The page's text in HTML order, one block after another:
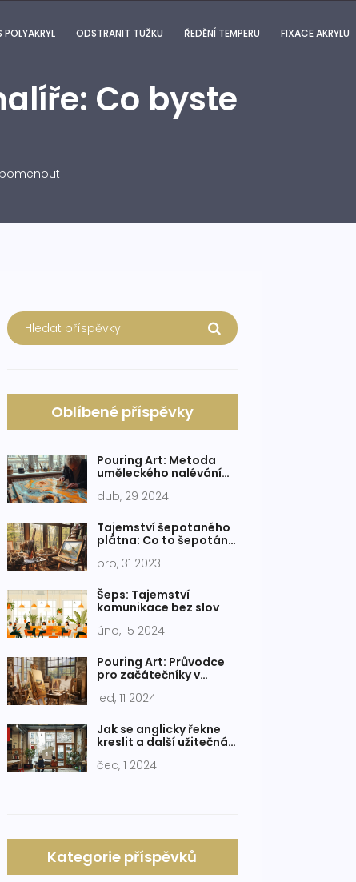
POLYAKRYL ODSTRANIT TUŽKU ŘEDĚNÍ TEMPERU FIXACE AKRYLU
Co byste
Oblíbené příspěvky
Pouring Art: Metoda
uměleckého nalévání
dub, 29 2024
Tajemství šepotaného
plátna: Co to šepotání
naše umění
pro, 31 2023
Šeps: Tajemství
komunikace bez slov
úno, 15 2024
Pouring Art: Průvodce
pro začátečníky v
led, 11 2024
Jak se anglicky řekne
kreslit a další užitečná
čec, 1 2024
Kategorie příspěvků